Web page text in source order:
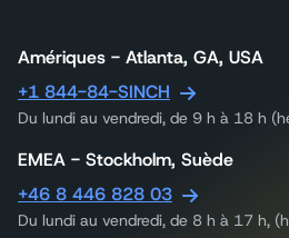
Amériques - Atlanta, GA, USA
+1 844-84-SINCH
Du lundi au vendredi, de 9 h à 18 h
EMEA - Stockholm, Suède
+46 8 446 828 03
Du lundi au vendredi, de 8 h à 17 h,